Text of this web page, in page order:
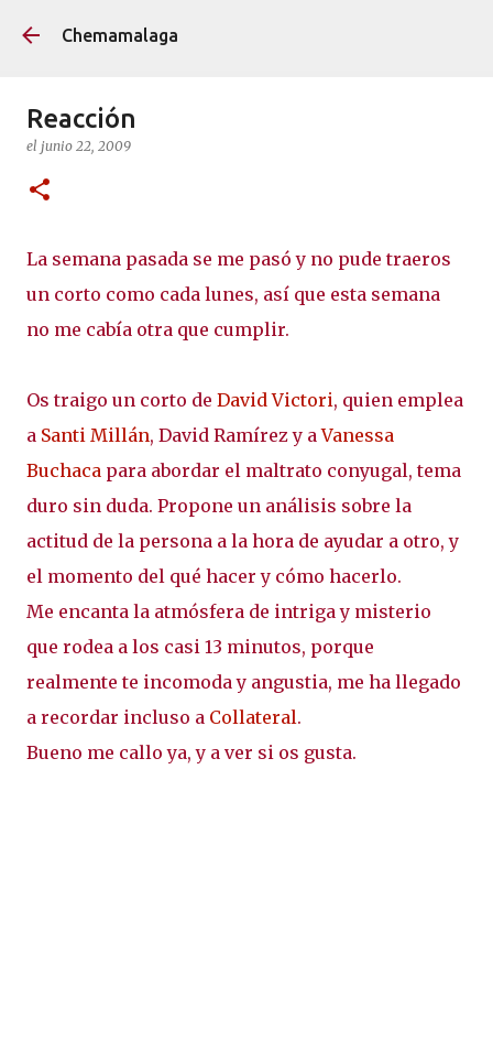
Chemamalaga
Reacción
el junio 22, 2009
La semana pasada se me pasó y no pude traeros
un corto como cada lunes, así que esta semana
no me cabía otra que cumplir.
Os traigo un corto de David Victori, quien emplea
a Santi Millán, David Ramírez y aVanessa
Buchaca para abordar el maltrato conyugal, tema
duro sin duda. Propone un análisis sobre la
actitud de la persona a la hora de ayudar a otro, y
el momento del qué hacer y cómo hacerlo.
Me encanta la atmósfera de intriga y misterio
que rodea a los casi 13 minutos, porque
realmente te incomoda y angustia, me ha llegado
a recordar incluso a Collateral.
Bueno me callo ya, y a ver si os gusta.